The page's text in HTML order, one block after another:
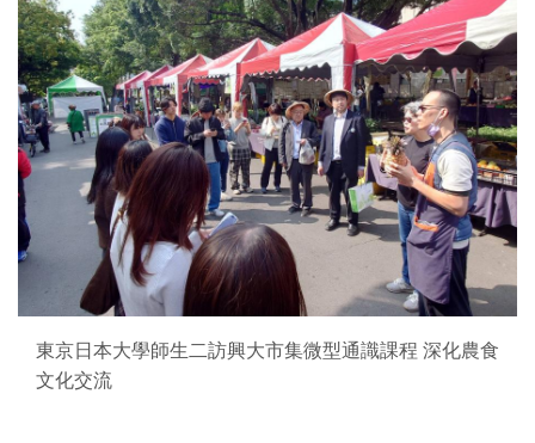
東京日本大學師生二訪興大市集微型通識課程 深化農食
文化交流